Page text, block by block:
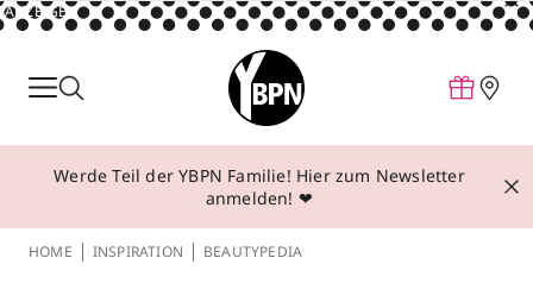
ANZEIGE
Parfum
Make-up
Behandlungen
Werde Teil der YBPN Familie! Hier zum Newsletter
anmelden! ❤
HOME INSPIRATION BEAUTYPEDIA